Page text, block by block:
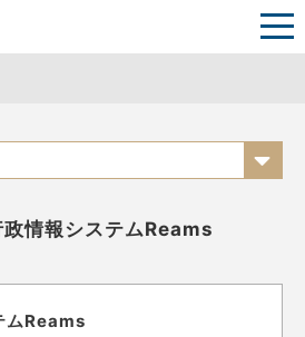
政情報システムReams
ムReams